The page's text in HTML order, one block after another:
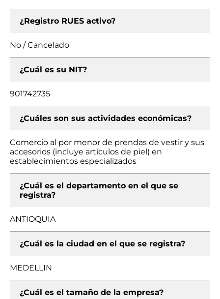
¿Registro RUES activo?
No / Cancelado
¿Cuál es su NIT?
901742735
¿Cuáles son sus actividades económicas?
Comercio al por menor de prendas de vestir y sus
accesorios (incluye artículos de piel) en
establecimientos especializados
¿Cuál es el departamento en el que se
registra?
ANTIOQUIA
¿Cuál es la ciudad en el que se registra?
MEDELLIN
¿Cuál es el tamaño de la empresa?